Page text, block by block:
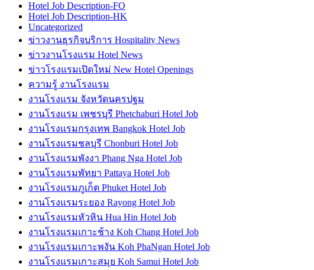
Hotel Job Description-FO
Hotel Job Description-HK
Uncategorized
ข่าวงานธุรกิจบริการ Hospitality News
ข่าวงานโรงแรม Hotel News
ข่าวโรงแรมเปิดใหม่ New Hotel Openings
ความรู้ งานโรงแรม
งานโรงแรม จังหวัดนครปฐม
งานโรงแรม เพชรบุรี Phetchaburi Hotel Job
งานโรงแรมกรุงเทพ Bangkok Hotel Job
งานโรงแรมชลบุรี Chonburi Hotel Job
งานโรงแรมพังงา Phang Nga Hotel Job
งานโรงแรมพัทยา Pattaya Hotel Job
งานโรงแรมภูเก็ต Phuket Hotel Job
งานโรงแรมระยอง Rayong Hotel Job
งานโรงแรมหัวหิน Hua Hin Hotel Job
งานโรงแรมเกาะช้าง Koh Chang Hotel Job
งานโรงแรมเกาะพงัน Koh PhaNgan Hotel Job
งานโรงแรมเกาะสมุย Koh Samui Hotel Job